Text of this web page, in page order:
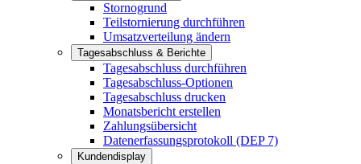
Stornogrund
Teilstornierung durchführen
Umsatzverteilung ändern
Tagesabschluss & Berichte
Tagesabschluss durchführen
Tagesabschluss-Optionen
Tagesabschluss drucken
Monatsbericht erstellen
Zahlungsübersicht
Datenerfassungsprotokoll (DEP 7)
Kundendisplay